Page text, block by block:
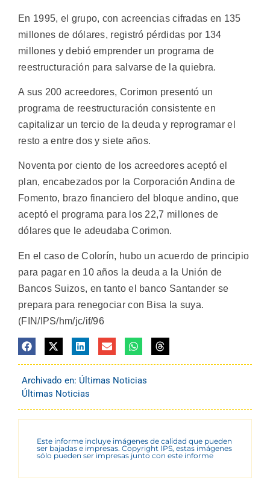
En 1995, el grupo, con acreencias cifradas en 135
millones de dólares, registró pérdidas por 134
millones y debió emprender un programa de
reestructuración para salvarse de la quiebra.
A sus 200 acreedores, Corimon presentó un
programa de reestructuración consistente en
capitalizar un tercio de la deuda y reprogramar el
resto a entre dos y siete años.
Noventa por ciento de los acreedores aceptó el
plan, encabezados por la Corporación Andina de
Fomento, brazo financiero del bloque andino, que
aceptó el programa para los 22,7 millones de
dólares que le adeudaba Corimon.
En el caso de Colorín, hubo un acuerdo de principio
para pagar en 10 años la deuda a la Unión de
Bancos Suizos, en tanto el banco Santander se
prepara para renegociar con Bisa la suya.
(FIN/IPS/hm/jc/if/96
Archivado en: Últimas Noticias
Últimas Noticias
Este informe incluye imágenes de calidad que pueden
ser bajadas e impresas. Copyright IPS, estas imágenes
sólo pueden ser impresas junto con este informe